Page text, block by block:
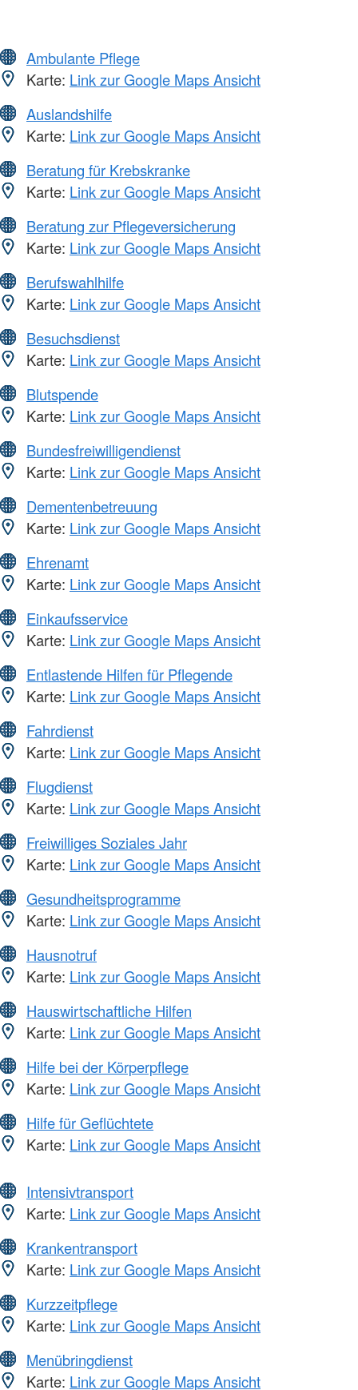
Ambulante Pflege
Karte: Link zur Google Maps Ansicht
Auslandshilfe
Karte: Link zur Google Maps Ansicht
Beratung für Krebskranke
Karte: Link zur Google Maps Ansicht
Beratung zur Pflegeversicherung
Karte: Link zur Google Maps Ansicht
Berufswahlhilfe
Karte: Link zur Google Maps Ansicht
Besuchsdienst
Karte: Link zur Google Maps Ansicht
Blutspende
Karte: Link zur Google Maps Ansicht
Bundesfreiwilligendienst
Karte: Link zur Google Maps Ansicht
Dementenbetreuung
Karte: Link zur Google Maps Ansicht
Ehrenamt
Karte: Link zur Google Maps Ansicht
Einkaufsservice
Karte: Link zur Google Maps Ansicht
Entlastende Hilfen für Pflegende
Karte: Link zur Google Maps Ansicht
Fahrdienst
Karte: Link zur Google Maps Ansicht
Flugdienst
Karte: Link zur Google Maps Ansicht
Freiwilliges Soziales Jahr
Karte: Link zur Google Maps Ansicht
Gesundheitsprogramme
Karte: Link zur Google Maps Ansicht
Hausnotruf
Karte: Link zur Google Maps Ansicht
Hauswirtschaftliche Hilfen
Karte: Link zur Google Maps Ansicht
Hilfe bei der Körperpflege
Karte: Link zur Google Maps Ansicht
Hilfe für Geflüchtete
Karte: Link zur Google Maps Ansicht
Intensivtransport
Karte: Link zur Google Maps Ansicht
Krankentransport
Karte: Link zur Google Maps Ansicht
Kurzzeitpflege
Karte: Link zur Google Maps Ansicht
Menübringdienst
Karte: Link zur Google Maps Ansicht